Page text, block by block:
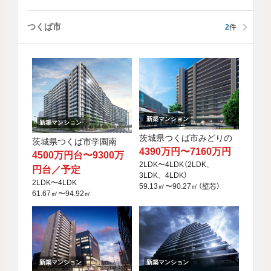
つくば市 2件
新築マンション
茨城県つくば市学園南
4500万円台〜9300万
円台／予定
2LDK〜4LDK
61.67㎡〜94.92㎡
新築マンション
茨城県つくば市みどりの
4390万円〜7160万円
2LDK〜4LDK（2LDK、
3LDK、4LDK）
59.13㎡〜90.27㎡（壁芯）
新築マンション 新築マンション